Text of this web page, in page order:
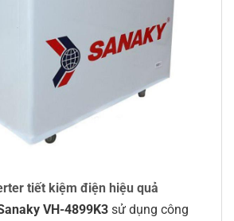
tiết kiệm điện hiệu quả
VH-4899K3 sử dụng công